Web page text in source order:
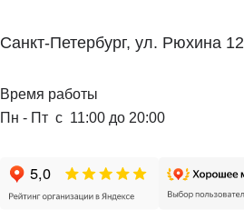
Санкт-Петербург, ул. Рюхина 12
Время работы
Пн - Пт с 11:00 до 20:00